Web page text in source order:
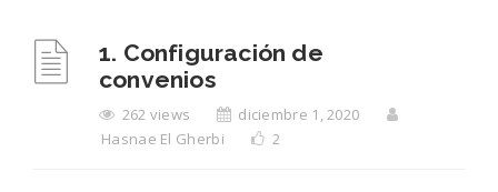
1. Configuración de
convenios
262 views
diciembre 1, 2020
Hasnae El Gherbi
2